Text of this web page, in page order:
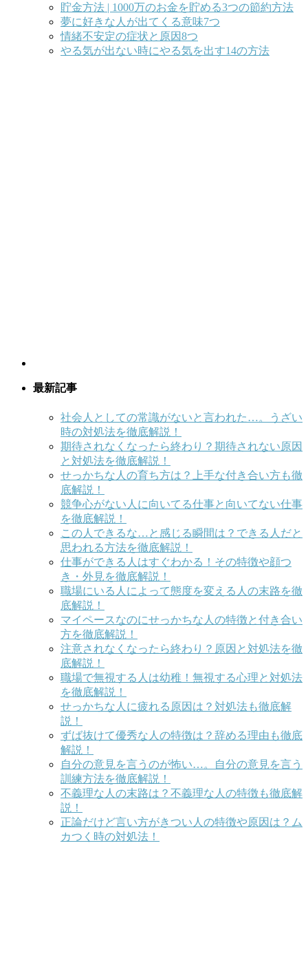
貯金方法 | 1000万のお金を貯める3つの節約方法
夢に好きな人が出てくる意味7つ
情緒不安定の症状と原因8つ
やる気が出ない時にやる気を出す14の方法
最新記事
社会人としての常識がないと言われた…。うざい
時の対処法を徹底解説！
期待されなくなったら終わり？期待されない原因
と対処法を徹底解説！
せっかちな人の育ち方は？上手な付き合い方も徹
底解説！
競争心がない人に向いてる仕事と向いてない仕事
を徹底解説！
この人できるな…と感じる瞬間は？できる人だと
思われる方法を徹底解説！
仕事ができる人はすぐわかる！その特徴や顔つ
き・外見を徹底解説！
職場にいる人によって態度を変える人の末路を徹
底解説！
マイペースなのにせっかちな人の特徴と付き合い
方を徹底解説！
注意されなくなったら終わり？原因と対処法を徹
底解説！
職場で無視する人は幼稚！無視する心理と対処法
を徹底解説！
せっかちな人に疲れる原因は？対処法も徹底解
説！
ずば抜けて優秀な人の特徴は？辞める理由も徹底
解説！
自分の意見を言うのが怖い…。自分の意見を言う
訓練方法を徹底解説！
不義理な人の末路は？不義理な人の特徴も徹底解
説！
正論だけど言い方がきつい人の特徴や原因は？ム
カつく時の対処法！